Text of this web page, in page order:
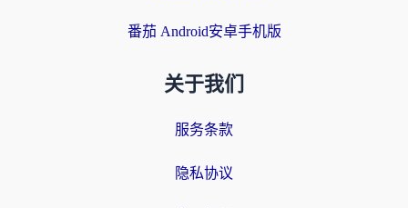
番茄 Android安卓手机版
关于我们
服务条款
隐私协议